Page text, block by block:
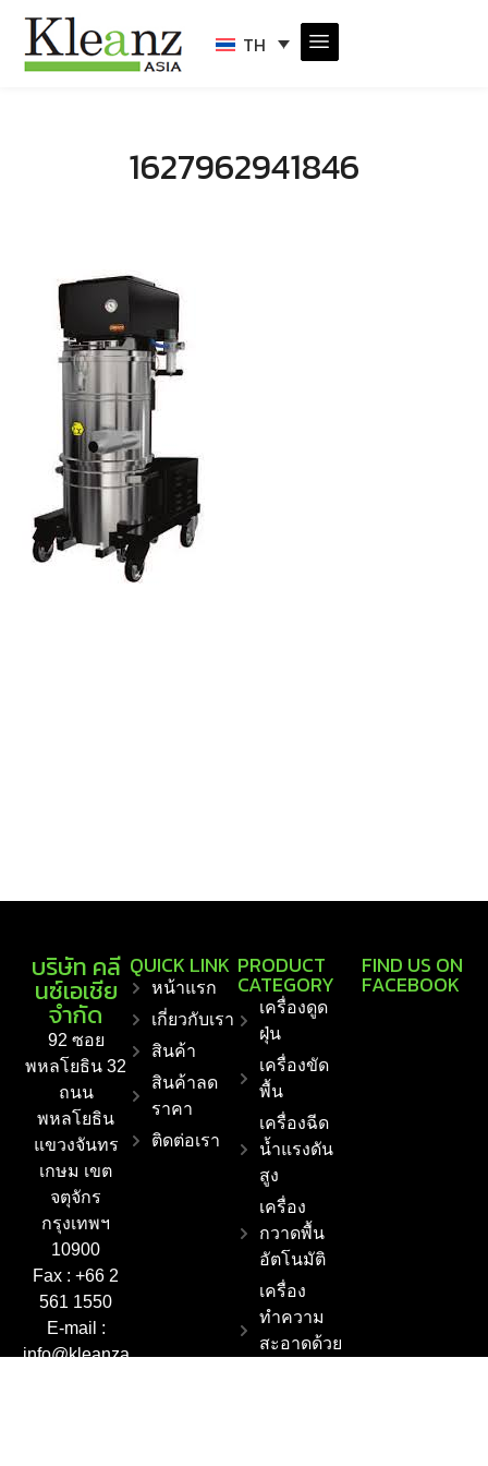
TH
1627962941846
บริษัท คลี
นซ์เอเชีย
จำกัด
92 ซอย
พหลโยธิน 32
ถนน
พหลโยธิน
แขวงจันทร
เกษม เขต
จตุจักร
กรุงเทพฯ
10900
Fax : +66 2
561 1550
E-mail :
info@kleanza
QUICK LINK
หน้าแรก
เกี่ยวกับเรา
สินค้า
สินค้าลด
ราคา
ติดต่อเรา
PRODUCT
CATEGORY
เครื่องดูด
ฝุ่น
เครื่องขัด
พื้น
เครื่องฉีด
น้ำแรงดัน
สูง
เครื่อง
กวาดพื้น
อัตโนมัติ
เครื่อง
ทำความ
สะอาดด้วย
FIND US ON
FACEBOOK